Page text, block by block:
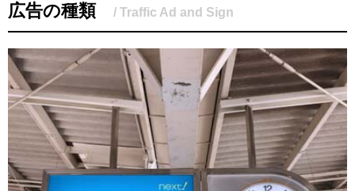
広告の種類 / Traffic Ad and Sign